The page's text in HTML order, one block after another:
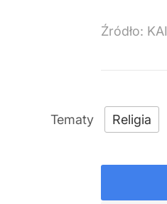
Źródło: KAI
Religia